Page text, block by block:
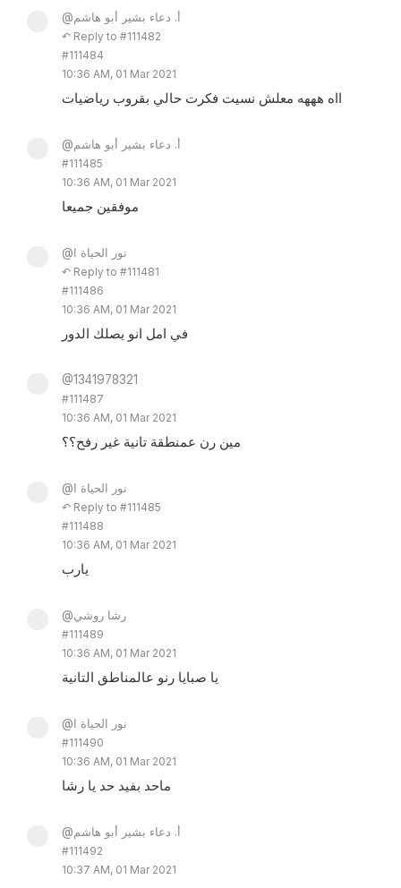
@أ. دعاء بشير أبو هاشم
↶ Reply to #111482
#111484
10:36 AM, 01 Mar 2021
ااه هههه معلش نسيت فكرت حالي بقروب رياضيات
@أ. دعاء بشير أبو هاشم
#111485
10:36 AM, 01 Mar 2021
موفقين جميعا
@نور الحياة ا
↶ Reply to #111481
#111486
10:36 AM, 01 Mar 2021
في امل انو يصلك الدور
@1341978321
#111487
10:36 AM, 01 Mar 2021
مين رن عمنطقة تانية غير رفح؟؟
@نور الحياة ا
↶ Reply to #111485
#111488
10:36 AM, 01 Mar 2021
يارب
@رشا روشي
#111489
10:36 AM, 01 Mar 2021
يا صبايا رنو عالمناطق التانية
@نور الحياة ا
#111490
10:36 AM, 01 Mar 2021
ماحد بفيد حد يا رشا
@أ. دعاء بشير أبو هاشم
#111492
10:37 AM, 01 Mar 2021